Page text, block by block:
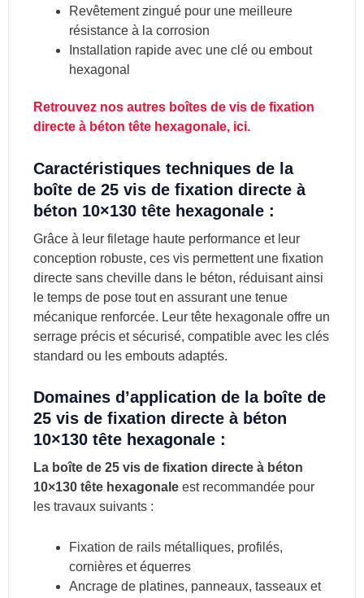
Revêtement zingué pour une meilleure
résistance à la corrosion
Installation rapide avec une clé ou embout
hexagonal
Retrouvez nos autres boîtes de vis de fixation
directe à béton tête hexagonale, ici.
Caractéristiques techniques de la
boîte de 25 vis de fixation directe à
béton 10×130 tête hexagonale :
Grâce à leur filetage haute performance et leur
conception robuste, ces vis permettent une fixation
directe sans cheville dans le béton, réduisant ainsi
le temps de pose tout en assurant une tenue
mécanique renforcée. Leur tête hexagonale offre un
serrage précis et sécurisé, compatible avec les clés
standard ou les embouts adaptés.
Domaines d’application de la boîte de
25 vis de fixation directe à béton
10×130 tête hexagonale :
La boîte de 25 vis de fixation directe à béton
10×130 tête hexagonale est recommandée pour
les travaux suivants :
Fixation de rails métalliques, profilés,
cornières et équerres
Ancrage de platines, panneaux, tasseaux et